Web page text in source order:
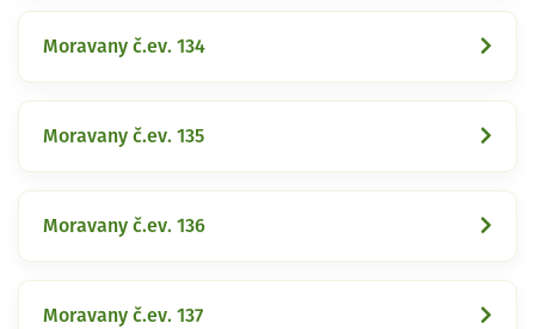
Moravany č.ev. 134
Moravany č.ev. 135
Moravany č.ev. 136
Moravany č.ev. 137